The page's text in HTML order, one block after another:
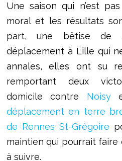
Une saison qui n’est
moral et les résultats
part, une bêtise de
déplacement à Lille qui
annales, elles ont su
remportant deux
domicile contre Noisy
déplacement en terre
de Rennes St-Grégoire
maintien qui pourrait faire
à suivre.